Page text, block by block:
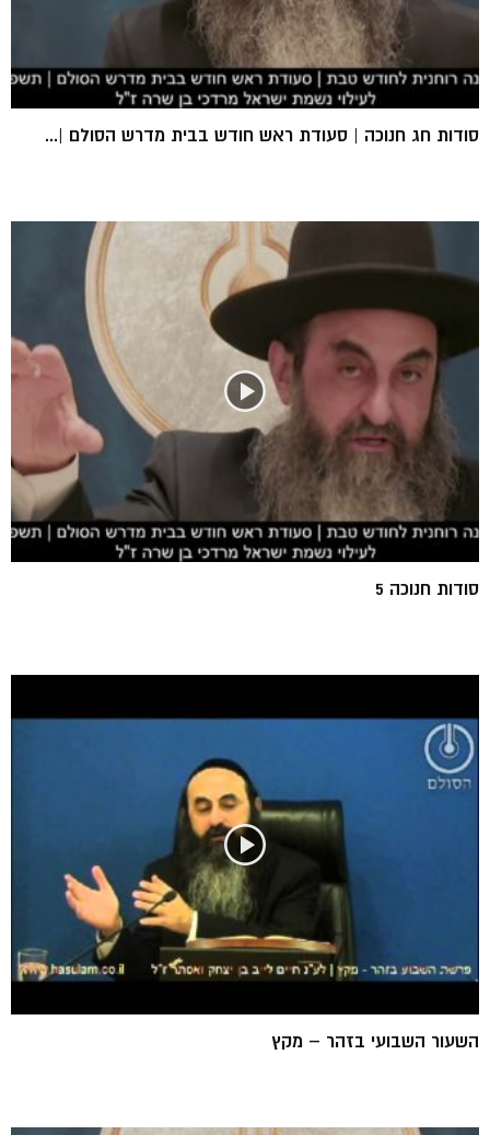
סודות חג חנוכה | סעודת ראש חודש בבית מדרש הסולם |...
סודות חנוכה 5
השעור השבועי בזהר – מקץ